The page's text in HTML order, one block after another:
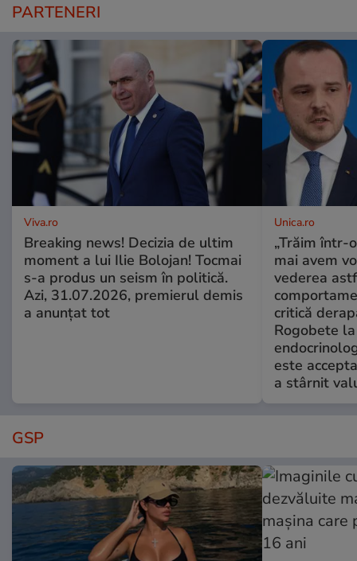
PARTENERI
Viva.ro
Breaking news! Decizia de ultim
moment a lui Ilie Bolojan! Tocmai
s-a produs un seism în politică.
Azi, 31.07.2026, premierul demis
a anunțat tot
Unica.ro
„Trăim într-
mai avem
vederea
critică
Rogobete
este
a stârnit
GSP